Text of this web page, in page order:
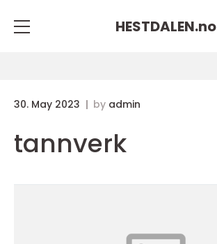
HESTDALEN.no
30. May 2023 by admin
tannverk